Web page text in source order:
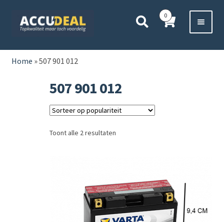
door
naar
direct
naar
HOME
Home »507 901 012
507 901 012
Toont alle 2 resultaten
0